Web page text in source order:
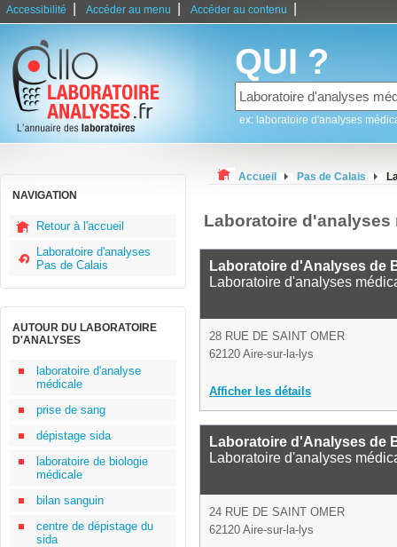
Accessibilité Accéder au menu Accéder au contenu
QUI ?
ex: laboratoire d'analyses
NAVIGATION
Retour à l'accueil
Laboratoire d'analyses
Pas de Calais
AUTOUR DU LABORATOIRE
D'ANALYSES
laboratoire d'analyse
médicale
prise de sang
dépistage sida
laboratoire de biologie
médicale
bilan sanguin
centre de dépistage du
sida
Accueil Pas de Calais
Laboratoire d'analyses
Laboratoire d'Analyses de
Laboratoire d'analyses
28 RUE DE SAINT OMER
62120 Aire-sur-la-lys
Afficher les détails
Laboratoire d'Analyses de
Laboratoire d'analyses
24 RUE DE SAINT OMER
62120 Aire-sur-la-lys